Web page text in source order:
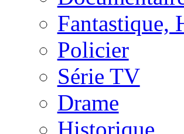
Fantastique,
Policier
Série TV
Drame